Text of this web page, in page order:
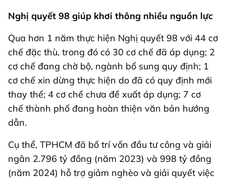
Nghị quyết 98 giúp khơi thông nhiều nguồn lực
Qua hơn 1 năm thực hiện Nghị quyết 98 với 44 cơ
chế đặc thù, trong đó có 30 cơ chế đã áp dụng; 2
cơ chế đang chờ bộ, ngành bổ sung quy định; 1
cơ chế xin dừng thực hiện do đã có quy định mới
thay thế; 4 cơ chế chưa đề xuất áp dụng; 7 cơ
chế thành phố đang hoàn thiện văn bản hướng
dẫn.
Cụ thể, TPHCM đã bố trí vốn đầu tư công và giải
ngân 2.796 tỷ đồng (năm 2023) và 998 tỷ đồng
(năm 2024) hỗ trợ giảm nghèo và giải quyết việc